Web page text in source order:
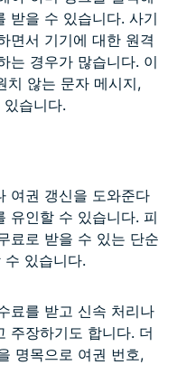
받을 수 있습니다. 사기
면서 기기에 대한 원격
는 경우가 많습니다. 이
치 않는 문자 메시지,
습니다.
여권 갱신을 도와준다
유인할 수 있습니다. 피
료로 받을 수 있는 단순
있습니다.
료를 받고 신속 처리나
주장하기도 합니다. 더
명목으로 여권 번호,